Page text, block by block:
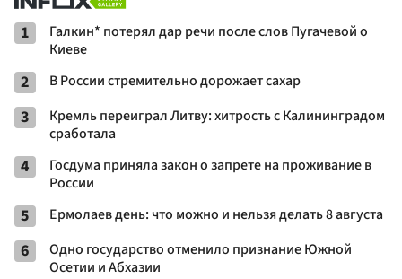
1
Галкин* потерял дар речи после слов Пугачевой о
Киеве
2 В России стремительно дорожает сахар
3
Кремль переиграл Литву: хитрость с Калининградом
сработала
4
Госдума приняла закон о запрете на проживание в
России
5 Ермолаев день: что можно и нельзя делать 8 августа
6
Одно государство отменило признание Южной
Осетии и Абхазии